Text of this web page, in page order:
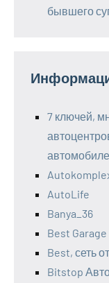
бывшего
7 ключей,
AutoLife
Banya_36
Best Garage
Best, сеть
Bitstop